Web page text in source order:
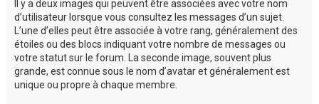
Il y a deux images qui peuvent être associées avec votre nom
d’utilisateur lorsque vous consultez les messages d’un sujet.
L’une d’elles peut être associée à votre rang, généralement des
étoiles ou des blocs indiquant votre nombre de messages ou
votre statut sur le forum. La seconde image, souvent plus
grande, est connue sous le nom d’avatar et généralement est
unique ou propre à chaque membre.